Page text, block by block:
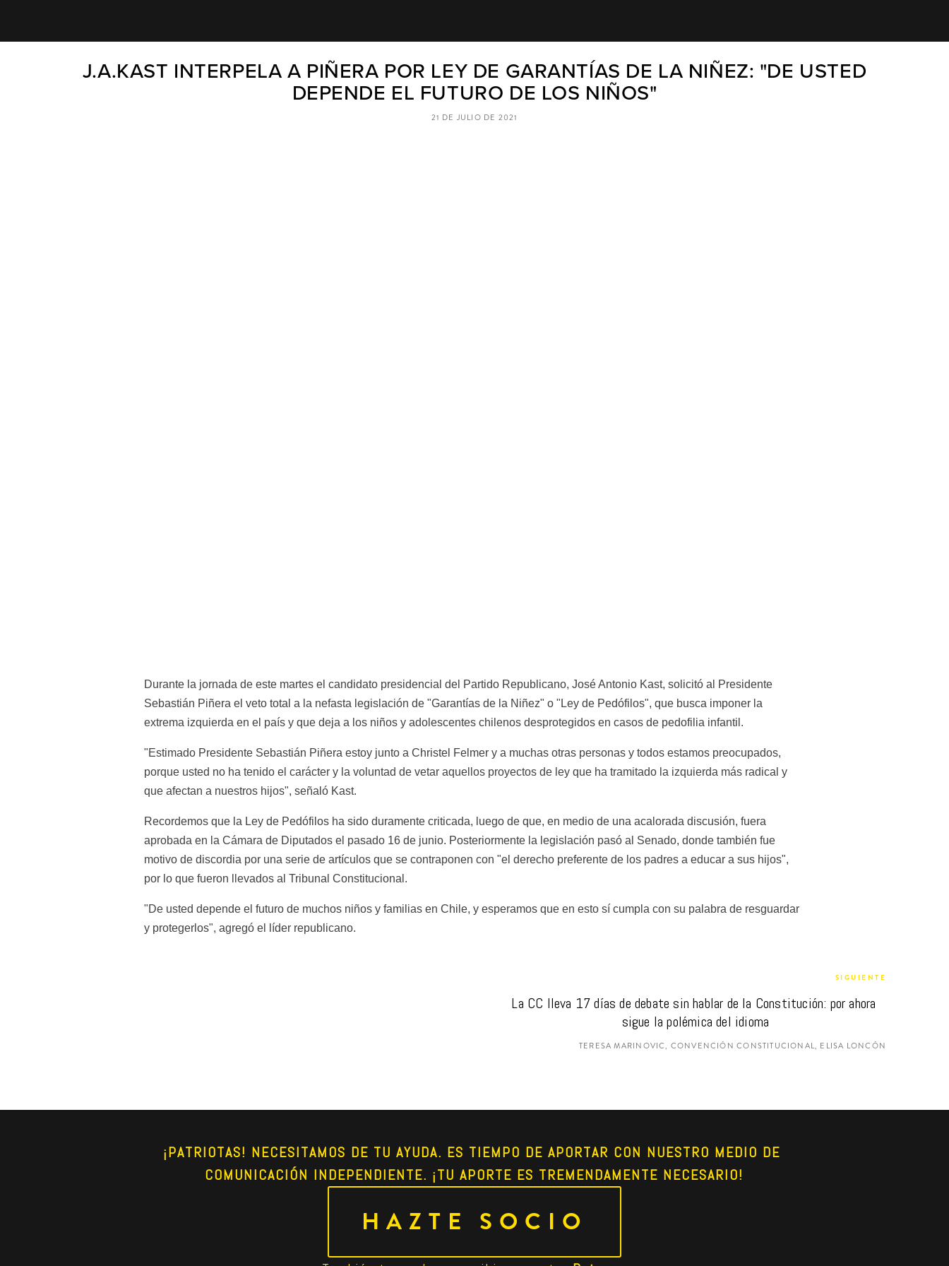
J.A.KAST INTERPELA A PIÑERA POR LEY DE GARANTÍAS DE LA NIÑEZ: "DE USTED
DEPENDE EL FUTURO DE LOS NIÑOS"
Durante la jornada de este martes el candidato presidencial del Partido Republicano, José Antonio Kast, solicitó al Presidente
Sebastián Piñera el veto total a la nefasta legislación de "Garantías de la Niñez" o "Ley de Pedófilos", que busca imponer la
extrema izquierda en el país y que deja a los niños y adolescentes chilenos desprotegidos en casos de pedofilia infantil.
"Estimado Presidente Sebastián Piñera estoy junto a Christel Felmer y a muchas otras personas y todos estamos preocupados,
porque usted no ha tenido el carácter y la voluntad de vetar aquellos proyectos de ley que ha tramitado la izquierda más radical y
que afectan a nuestros hijos", señaló Kast.
Recordemos que la Ley de Pedófilos ha sido duramente criticada, luego de que, en medio de una acalorada discusión, fuera
aprobada en la Cámara de Diputados el pasado 16 de junio. Posteriormente la legislación pasó al Senado, donde también fue
motivo de discordia por una serie de artículos que se contraponen con "el derecho preferente de los padres a educar a sus hijos",
por lo que fueron llevados al Tribunal Constitucional.
"De usted depende el futuro de muchos niños y familias en Chile, y esperamos que en esto sí cumpla con su palabra de resguardar
y protegerlos", agregó el líder republicano.
21 DE JULIO DE 2021
SIGUIENTE
La CC lleva 17 días de debate sin hablar de la Constitución: por ahora
sigue la polémica del idioma
TERESA MARINOVIC, CONVENCIÓN CONSTITUCIONAL, ELISA LONCÓN
¡PATRIOTAS! NECESITAMOS DE TU AYUDA. ES TIEMPO DE APORTAR CON NUESTRO MEDIO DE
COMUNICACIÓN INDEPENDIENTE. ¡TU APORTE ES TREMENDAMENTE NECESARIO!
HAZTE SOCIO